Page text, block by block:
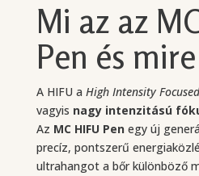
Mi az az
Pen és
A HIFU a High Intensity
vagyis nagy intenzitású
Az MC HIFU Penegy új
precíz, pontszerű
ultrahangot a bőr különböző